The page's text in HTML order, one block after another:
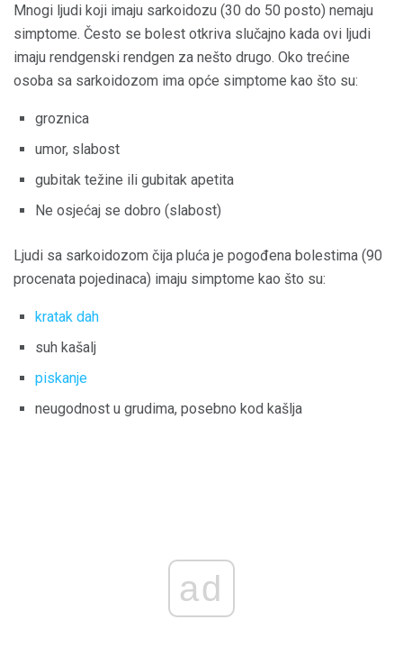
Mnogi ljudi koji imaju sarkoidozu (30 do 50 posto) nemaju
simptome. Često se bolest otkriva slučajno kada ovi ljudi
imaju rendgenski rendgen za nešto drugo. Oko trećine
osoba sa sarkoidozom ima opće simptome kao što su:
groznica
umor, slabost
gubitak težine ili gubitak apetita
Ne osjećaj se dobro (slabost)
Ljudi sa sarkoidozom čija pluća je pogođena bolestima (90
procenata pojedinaca) imaju simptome kao što su:
kratak dah
suh kašalj
piskanje
neugodnost u grudima, posebno kod kašlja
ad